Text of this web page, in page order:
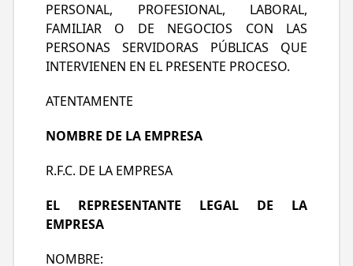
PERSONAL, PROFESIONAL, LABORAL,
FAMILIAR O DE NEGOCIOS CON LAS
PERSONAS SERVIDORAS PÚBLICAS QUE
INTERVIENEN EN EL PRESENTE PROCESO.
ATENTAMENTE
NOMBRE DE LA EMPRESA
R.F.C. DE LA EMPRESA
EL REPRESENTANTE LEGAL DE LA
EMPRESA
NOMBRE: